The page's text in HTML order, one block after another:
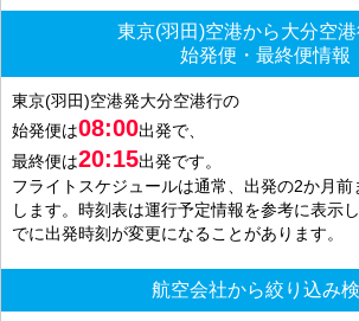
東京(羽田)空港から大分空
始発便・最終便情報
東京(羽田)空港発大分空港行の
始発便は08:00出発で、
最終便は20:15出発です。
フライトスケジュールは通常、出発の2か月
します。時刻表は運行予定情報を参考に表示
でに出発時刻が変更になることがあります。
航空会社から絞り込み